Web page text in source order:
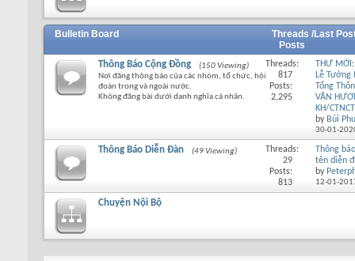
Bulletin Board
Threads /
Posts
Last
Thông Báo Cộng Đồng
(150 Viewing)
Nơi đăng thông báo của các nhóm, tổ chức, hội
đoàn trong và ngoài nước.
Không đăng bài dưới danh nghĩa cá nhân.
Threads:
817
Posts:
2,295
THƯ
Lễ Tưởng
Tổng
VĂN
KH/
by Bùi
30-01-
Thông Báo Diễn Đàn (49 Viewing)
Threads:
29
Posts:
813
Thông
tên diễn
by
12-01-
Chuyện Nội Bộ